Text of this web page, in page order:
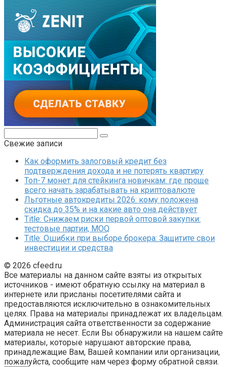
Свежие записи
Как оформить залоговый кредит без
подтверждения дохода и не потерять квартиру
Топ-7 монет для стейкинга новичкам: где проще
всего начать зарабатывать на криптовалюте
Льготные автокредиты 2026: кому положена
скидка до 35% и на какие авто она действует
Title: Снижаем риски первой оптовой закупки:
тестовые партии, MOQ
Title: Ошибки при выборе брокера: Защитите свои
инвестиции и средства
© 2026 cfeed.ru
Все материалы на данном сайте взяты из открытых
источников - имеют обратную ссылку на материал в
интернете или присланы посетителями сайта и
предоставляются исключительно в ознакомительных
целях. Права на материалы принадлежат их владельцам.
Администрация сайта ответственности за содержание
материала не несет. Если Вы обнаружили на нашем сайте
материалы, которые нарушают авторские права,
принадлежащие Вам, Вашей компании или организации,
пожалуйста, сообщите нам через форму обратной связи.